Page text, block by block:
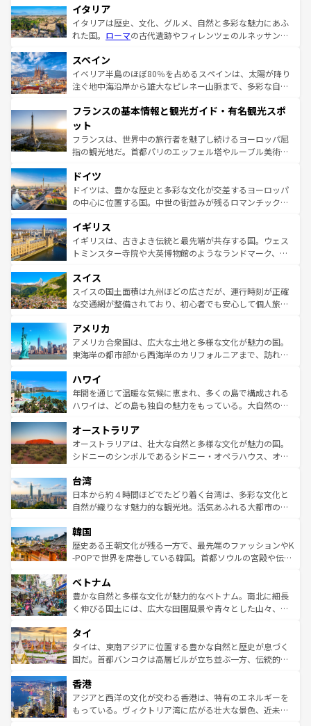
イタリア
イタリアは歴史、文化、グルメ、自然と多彩な魅力にあふ
れた国。 ローマの古代遺跡やフィレンツェのルネッサンス
ろん、トスカーナの美しい田園風景やアマルフィ海岸の絶
景など、自然景観も見逃せない。観光の合間には、本場の
ピザやパスタなど、絶品のイタリア料理を堪能することも
ませてくれるイタリアで、忘れられない旅をしてみよう！
なお、新着のイタリア情報は
しい。
スペイン
イベリア半島のほぼ80％を占めるスペインは、太陽が降り
注ぐ地中海沿岸から雄大なピレネー山脈まで、多彩な自然
文化が根付くこの国では、情熱的なフラメンコ、熱気あふ
れる闘牛、そして美味しいタパスが生活の一部となってい
る。首都マドリードの洗練された雰囲気や、バルセロナの
アートに溢れた街角から、地方では古代ローマ遺跡や中世
せる。地方によって風土や気候が異なるスペインはその個
性で訪れる人を魅了する。 なお、新着のスペイン情報は コ
ンテンツ一覧を参照してほしい。
フランスの基本情報と観光ガイド・有名観光スポ
ット
フランスは、世界中の旅行者を魅了し続けるヨーロッパ屈
指の観光地だ。首都パリのエッフェル塔やルーブル美術館
で、幅広い魅力が詰まっている。華麗な宮殿、歴史的な大
聖堂、美しいビーチ、そして豊かな自然が、訪れる者を心
から魅了する。また、フランスは美食の国としても知ら
いる。シャンパンの発祥地であるランス、プロヴァンスの
香り高いラベンダー畑など、多彩な楽しみ方が可能だ。さ
らに、パリ以外の地域にも魅力が溢れており、どの街角に
れる地方に足を運ぶとそれぞれで全く異なる文化を体験で
きるだろう。 なお、新着のフランス情報はコンテンツ一覧
を参照してほしい。
ドイツ
ドイツは、豊かな歴史と多彩な文化が交差するヨーロッパ
の中心に位置する国。中世の街並みが残るロマンチック街
顔を持つこの国は、どこを歩いても飽きることがない。ベ
ルリンの文化的活気、バイエルン州のアルプスの絶景、そ
してライン川沿いのワイン畑といった風景は必見。ビール
は、お酒好きな人にはぜひ体験してほしい。 なお、新着の
ドイツ情報はコンテンツ一覧を参照してほしい。
イギリス
イギリスは、古きよき伝統と最先端が共存する国。ウェス
トミンスター寺院や大英博物館のようなランドマーク、歴
リアごとに異なる魅力がある。また、優雅なアフタヌーン
ティー、ビール好きにはたまらない英国パブ、サッカー観
戦など、本場だからこそできる体験も豊富。イギリスを旅
ンツ一覧を参照してほしい。
スイス
スイスの国土面積は九州ほどの広さだが、運行時刻が正確
な交通網が整備されており、初心者でも安心して個人旅行
の建物がそのまま残る町や、スイスならではのユニークな
博物館もあり、アルプス観光だけでなく町歩きも満喫する
ことができる。国民の所得が高いため物価も高いが、旅行
ば市内交通費無料で観光を楽しむこともできる。 なお、新
着のスイス情報はコンテンツ一覧 を参照してほしい。
アメリカ
アメリカ合衆国は、広大な土地と多様な文化が魅力の国。
東海岸の都市部から西海岸のカリフォルニアまで、訪れる
のような巨大都市は、観光、ショッピング、エンターテイ
ンメントが詰まった刺激的なスポットだ。一方、アメリカ
西部には大自然が広がり、グランドキャニオンやイエロー
部のニューオーリンズでは、音楽と美食が融合した独特の
文化が魅力。旅行者はアメリカの各地域で異なる魅力を楽
しみながら、その多様性と豊かな歴史を感じることができ
ならではの贅沢な旅のスタイルだ。 なお、新着のアメリカ
情報はコンテンツ一覧を参照してほしい。
ハワイ
年間を通じて温暖な気候に恵まれ、多くの島で構成される
ハワイは、どの島も独自の魅力をもっている。大自然の神
ワイ島は見逃せない。また、定番の観光地といえばオアフ
島だが、静かな自然を求めるならマウイ島やカウアイ島が
おすすめ。エメラルドグリーンに輝く海をはじめ、豊かな
れるおもてなしの心で訪れる人々を迎えてくれるハワイの
人々、おいしいローカルフードやハワイアンミュージッ
ク、伝統的なフラダンスなど、すべてがハワイの魅力を彩
ワイを、存分に味わってほしい。 なお、新着のハワイ情報
はコンテンツ一覧を参照してほしい。
オーストラリア
オーストラリアは、壮大な自然と多様な文化が魅力の国。
シドニーのシンボルであるシドニー・オペラハウス、オー
リアリーフや大陸中央部にそびえるウルル（エアーズロッ
ク）、タスマニアの美しい原生林やケアンズの熱帯雨林な
ど、見どころがたくさん。また、カフェやワイン、オージ
いる。アクティビティも充実しており、サーフィンやダイ
ビング、ハイキングなど、アウトドア好きにはたまらな
い。オーストラリアの多彩な魅力を存分に味わいつくそ
参照してほしい。
台湾
日本から約４時間ほどでたどり着く台湾は、多彩な文化と
自然が織りなす魅力的な観光地。活気あふれる大都市の台
ン）、静ひつな山岳地帯である台湾東部など、都市の喧騒
と山間の静けさが共存しており、訪れる人に新しい発見と
驚きをもたらしてくれる。また、奥深い台湾の食文化も魅
容にもいいと評判のスイーツなど、バラエティ豊かな料理
が味わえる。 なお、新着の台湾情報は コンテンツ一覧を参
照してほしい。
韓国
歴史ある王朝文化が残る一方で、最先端のファッションやK
-POPで世界を席巻している韓国。首都ソウルの宮殿や伝統
き、地方に足を延ばせば四季折々の自然美を楽しむことが
できる。そして、キムチや焼肉、絶品のストリートフード
まで、さまざまな韓国料理が待っている。夜には、韓国な
リティに包まれながら、韓国の多彩な魅力を心ゆくまで味
わってみてほしい。 なお、新着の韓国情報はコンテンツ一
覧を参照してほしい。
ベトナム
豊かな自然と多様な文化が魅力的なベトナム。南北に細長
く伸びる国土には、広大な田園風景や青々とした山々、世
急速な発展と共に伝統が息づく。ハノイの古い町並みやホ
ーチミン市のフランス統治時代の建物も、独特の雰囲気を
醸し出している。また、バラエティの豊かさとおいしさで
とつ。フォーやバインミー、ベトナムコーヒーなどは、ぜ
ひ現地で味わいたい。どの地域を訪れてもあたたかい人々
が旅行者を迎えてくれるので、きっと忘れられない旅にな
タイ
タイは、東南アジアに位置する豊かな自然と歴史が息づく
国だ。首都バンコクは高層ビルが立ち並ぶ一方、伝統的な
の活気が交差している。北部ではチェンマイなどの山岳地
帯で自然と触れ合い、南部ではプーケットやクラビの美し
いビーチでリゾート気分を楽しむことができる。タイ料理
香港
アジアと西洋の文化が交わる香港は、特有のエネルギーを
もっている。ヴィクトリア湾に広がる壮大な景色、近未来